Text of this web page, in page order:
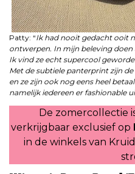
Patty: “Ik had nooit gedacht ooit
ontwerpen. In mijn beleving
Ik vind ze echt supercool
Met de subtiele panterprint zijn
en ze zijn ook nog eens heel
namelijk iedereen er fashionable
De zomercollectie
verkrijgbaar exclusief op
in de winkels van